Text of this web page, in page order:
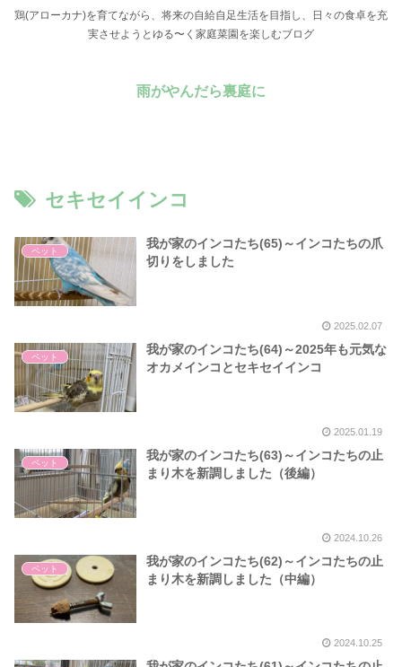
鶏(アローカナ)を育てながら、将来の自給自足生活を目指し、日々の食卓を充
実させようとゆる〜く家庭菜園を楽しむブログ
雨がやんだら裏庭に
セキセイインコ
ペット
我が家のインコたち(65)～インコたちの爪
切りをしました
2025.02.07
ペット
我が家のインコたち(64)～2025年も元気な
オカメインコとセキセイインコ
2025.01.19
ペット
我が家のインコたち(63)～インコたちの止
まり木を新調しました（後編）
2024.10.26
ペット
我が家のインコたち(62)～インコたちの止
まり木を新調しました（中編）
2024.10.25